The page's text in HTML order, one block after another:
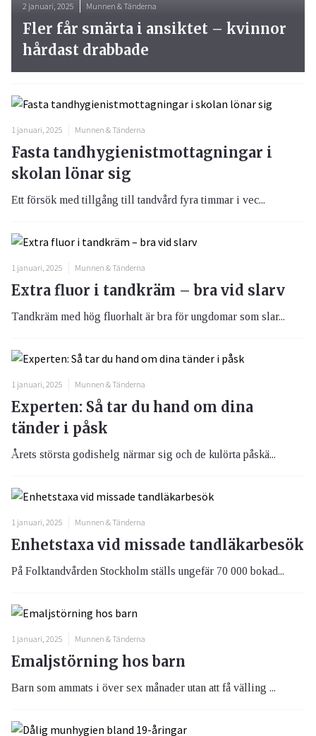
2 januari, 2025 Munnen & Tänderna
Fler får smärta i ansiktet – kvinnor
hårdast drabbade
1 januari, 2025 Munnen & Tänderna
Fasta tandhygienistmottagningar i
skolan lönar sig
Ett försök med tillgång till tandvård fyra timmar i vec...
1 januari, 2025 Munnen & Tänderna
Extra fluor i tandkräm – bra vid slarv
Tandkräm med hög fluorhalt är bra för ungdomar som slar...
1 januari, 2025 Munnen & Tänderna
Experten: Så tar du hand om dina
tänder i påsk
Årets största godishelg närmar sig och de kulörta påskä...
1 januari, 2025 Munnen & Tänderna
Enhetstaxa vid missade tandläkarbesök
På Folktandvården Stockholm ställs ungefär 70 000 bokad...
1 januari, 2025 Munnen & Tänderna
Emaljstörning hos barn
Barn som ammats i över sex månader utan att få välling ...